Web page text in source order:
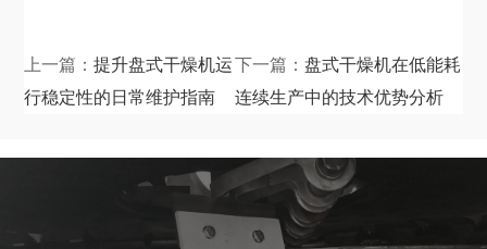
上一篇：提升盘式干燥机运
行稳定性的日常维护指南
下一篇： 盘式干燥机在低能耗
连续生产中的技术优势分析